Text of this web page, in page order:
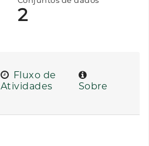
2
Fluxo de
Atividades
Sobre